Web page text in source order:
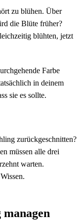
zu blühen. Über
die Blüte früher?
blühten, jetzt
Farbe
in deinem
sie es sollte.
zurückgeschnitten?
müssen alle drei
warten.